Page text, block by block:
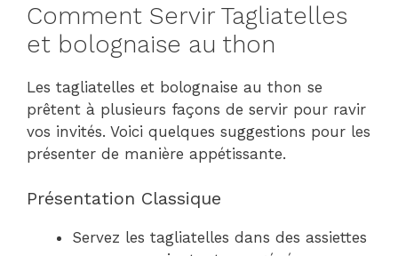
Comment Servir Tagliatelles
et bolognaise au thon
Les tagliatelles et bolognaise au thon se
prêtent à plusieurs façons de servir pour ravir
vos invités. Voici quelques suggestions pour les
présenter de manière appétissante.
Présentation Classique
Servez les tagliatelles dans des assiettes